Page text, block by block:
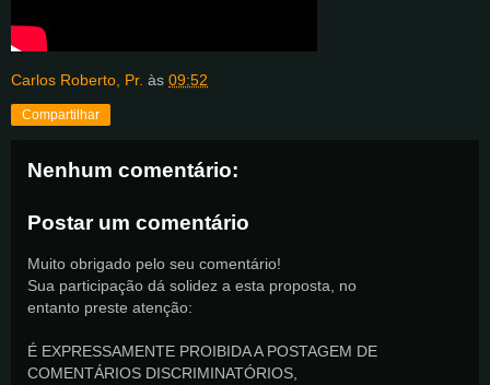
Carlos Roberto, Pr. às 09:52
Compartilhar
Nenhum comentário:
Postar um comentário
Muito obrigado pelo seu comentário!
Sua participação dá solidez a esta proposta, no
entanto preste atenção:
É EXPRESSAMENTE PROIBIDA A POSTAGEM DE
COMENTÁRIOS DISCRIMINATÓRIOS,